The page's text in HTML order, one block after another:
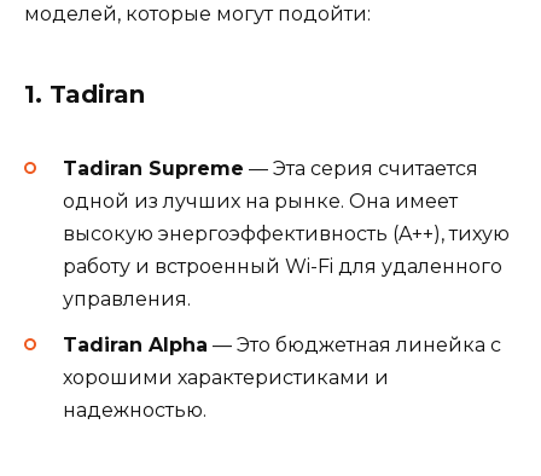
моделей, которые могут подойти:
1. Tadiran
Tadiran Supreme — Эта серия считается
одной из лучших на рынке. Она имеет
высокую энергоэффективность (A++), тихую
работу и встроенный Wi-Fi для удаленного
управления.
Tadiran Alpha — Это бюджетная линейка с
хорошими характеристиками и
надежностью.